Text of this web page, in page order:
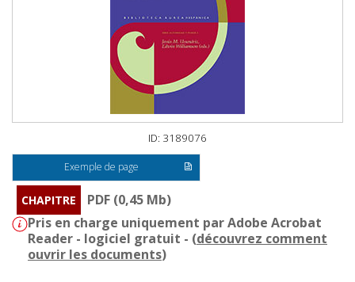
ID: 3189076
Exemple de page
CHAPITRE
PDF (0,45 Mb)
Pris en charge uniquement par Adobe Acrobat
Reader - logiciel gratuit - (découvrez comment
ouvrir les documents)